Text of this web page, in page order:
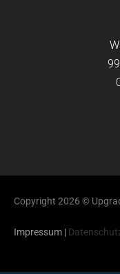
Copyright 2026 ©
Impressum |